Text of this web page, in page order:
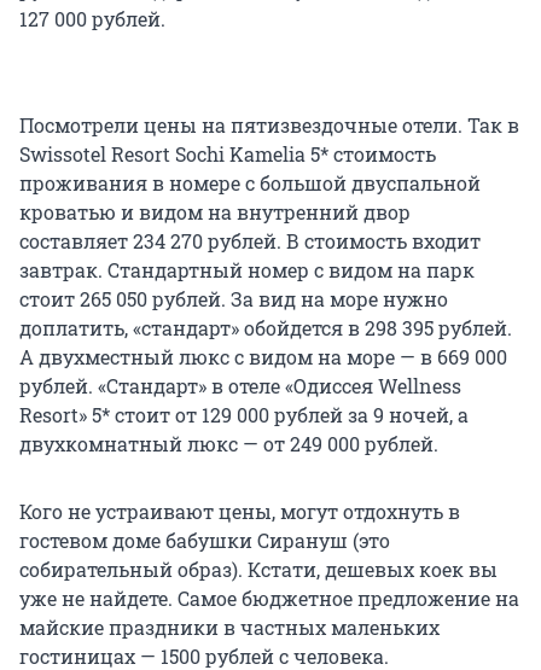
127 000 рублей.
Посмотрели цены на пятизвездочные отели. Так в
Swissotel Resort Sochi Kamelia 5* стоимость
проживания в номере с большой двуспальной
кроватью и видом на внутренний двор
составляет 234 270 рублей. В стоимость входит
завтрак. Стандартный номер с видом на парк
стоит 265 050 рублей. За вид на море нужно
доплатить, «стандарт» обойдется в 298 395 рублей.
А двухместный люкс с видом на море — в 669 000
рублей. «Стандарт» в отеле «Одиссея Wellness
Resort» 5* стоит от 129 000 рублей за 9 ночей, а
двухкомнатный люкс — от 249 000 рублей.
Кого не устраивают цены, могут отдохнуть в
гостевом доме бабушки Сирануш (это
собирательный образ). Кстати, дешевых коек вы
уже не найдете. Самое бюджетное предложение на
майские праздники в частных маленьких
гостиницах — 1500 рублей с человека.